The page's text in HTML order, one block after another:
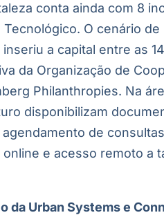
conta ainda com 8
Tecnológico. O cenário
a capital entre as
da Organização de
Philanthropies. Na
disponibilizam
de
e acesso remoto a
da Urban Systems e